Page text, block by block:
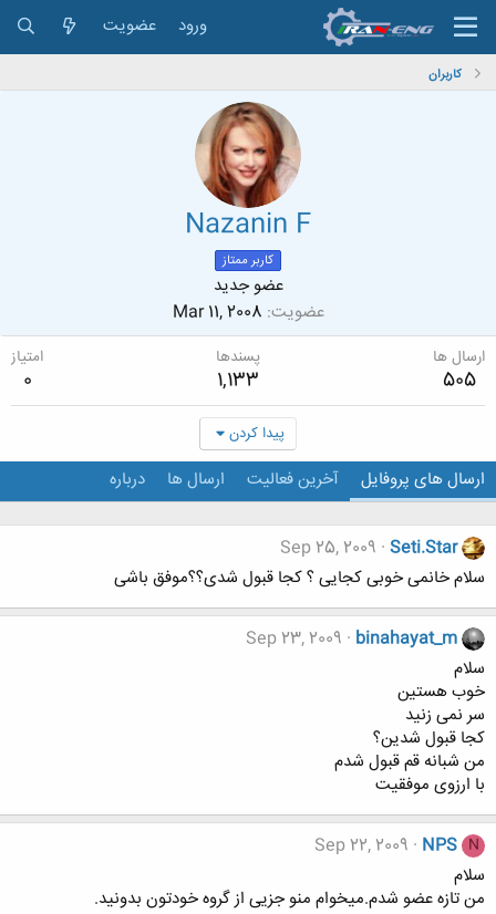
ورود عضویت
کاربران
Nazanin F
کاربر ممتاز
عضو جدید
عضویت Mar 11, 2008
ارسال ها
505
پسندها
1,133
امتیاز
0
پیدا کردن
ارسال های پروفایل آخرین فعالیت ارسال ها درباره
Seti.Star
Sep 25, 2009
سلام خانمی خوبی کجایی ؟ کجا قبول شدی؟؟موفق باشی
binahayat_m
Sep 23, 2009
سلام
خوب هستین
سر نمی زنید
کجا قبول شدین؟
من شبانه قم قبول شدم
با ارزوی موفقیت
N
NPS
Sep 22, 2009
سلام
من تازه عضو شدم.میخوام منو جزیی از گروه خودتون بدونید.